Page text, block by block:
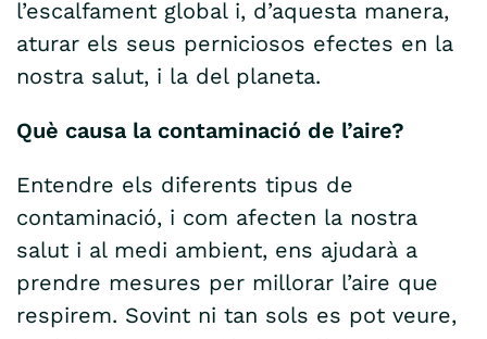
l’escalfament global i, d’aquesta manera,
aturar els seus perniciosos efectes en la
nostra salut, i la del planeta.
Què causa la contaminació de l’aire?
Entendre els diferents tipus de
contaminació, i com afecten la nostra
salut i al medi ambient, ens ajudarà a
prendre mesures per millorar l’aire que
respirem. Sovint ni tan sols es pot veure,